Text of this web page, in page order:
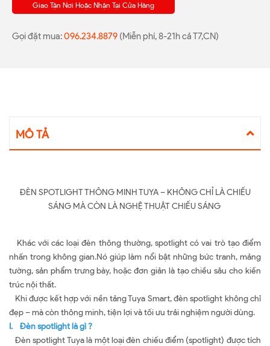
Giao Tận Nơi Hoặc Nhận Tại Cửa Hàng
Gọi đặt mua:096.234.8879 (Miễn phí, 8-21h cả T7,CN)
MÔ TẢ
ĐÈN SPOTLIGHT THÔNG MINH TUYA – KHÔNG CHỈ LÀ CHIẾU
SÁNG MÀ CÒN LÀ NGHỆ THUẬT CHIẾU SÁNG
Khác với các loại đèn thông thường, spotlight có vai trò tạo điểm
nhấn trong không gian.Nó giúp làm nổi bật những bức tranh, mảng
tường, sản phẩm trưng bày, hoặc đơn giản là tạo chiều sâu cho kiến
trúc nội thất.
Khi được kết hợp với nền tảng Tuya Smart, đèn spotlight không chỉ
đẹp – mà còn thông minh, tiện lợi và tối ưu trải nghiệm người dùng.
I. Đèn spotlight là gì ?
Đèn spotlight Tuya là một loại đèn chiếu điểm (spotlight) được tích